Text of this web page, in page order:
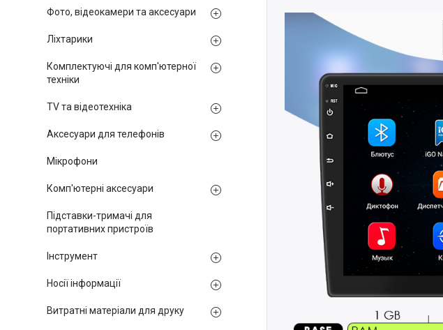
Фото, відеокамери та аксесуари
Ліхтарики
Комплектуючі для комп'ютерної
техніки
TV та відеотехніка
Аксесуари для телефонів
Мікрофони
Комп'ютерні аксесуари
Підставки-тримачі для
портативних пристроїв
Інструмент
Носії інформації
Витратні матеріали для друку